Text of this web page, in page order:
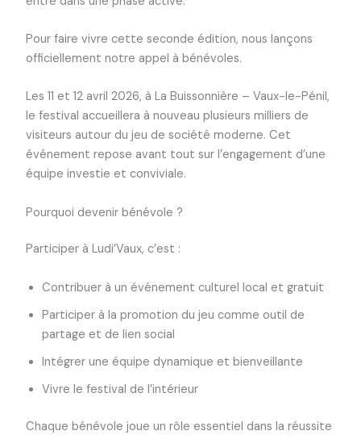
Pour faire vivre cette seconde édition, nous lançons
officiellement notre appel à bénévoles.
Les 11 et 12 avril 2026, à La Buissonnière – Vaux-le-Pénil,
le festival accueillera à nouveau plusieurs milliers de
visiteurs autour du jeu de société moderne. Cet
événement repose avant tout sur l’engagement d’une
équipe investie et conviviale.
Pourquoi devenir bénévole ?
Participer à Ludi’Vaux, c’est :
Contribuer à un événement culturel local et gratuit
Participer à la promotion du jeu comme outil de
partage et de lien social
Intégrer une équipe dynamique et bienveillante
Vivre le festival de l’intérieur
Chaque bénévole joue un rôle essentiel dans la réussite